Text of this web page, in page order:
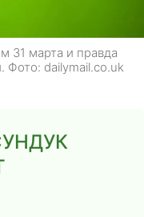
31 марта и правда
Фото: dailymail.co.uk